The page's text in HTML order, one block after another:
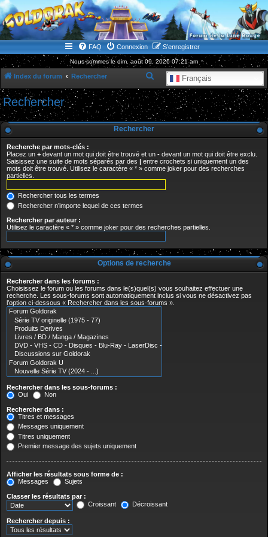
WWW.GOLDORAKGO.COM
le site de la Lune Rouge
FAQ Connexion S’enregistrer
Nous sommes le dim. août 09, 2026 07:21 am
Index du forum Rechercher Français
e
c
h
c
e
Rechercher
Rechercher
Recherche par mots-clés :
Placez un + devant un mot qui doit être trouvé et un - devant un mot qui doit être exclu.
Saisissez une suite de mots séparés par des | entre crochets si uniquement un des
mots doit être trouvé. Utilisez le caractère « * » comme joker pour des recherches
partielles.
Rechercher tous les termes
Rechercher n’importe lequel de ces termes
Rechercher par auteur :
Utilisez le caractère « * » comme joker pour des recherches partielles.
Options de recherche
Rechercher dans les forums :
Choisissez le forum ou les forums dans le(s)quel(s) vous souhaitez effectuer une
recherche. Les sous-forums sont automatiquement inclus si vous ne désactivez pas
l’option ci-dessous « Rechercher dans les sous-forums ».
Rechercher dans les sous-forums :
Oui
Non
Rechercher dans :
Titres et messages
Messages uniquement
Titres uniquement
Premier message des sujets uniquement
Afficher les résultats sous forme de :
Messages
Sujets
Classer les résultats par :
Croissant
Décroissant
Rechercher depuis :